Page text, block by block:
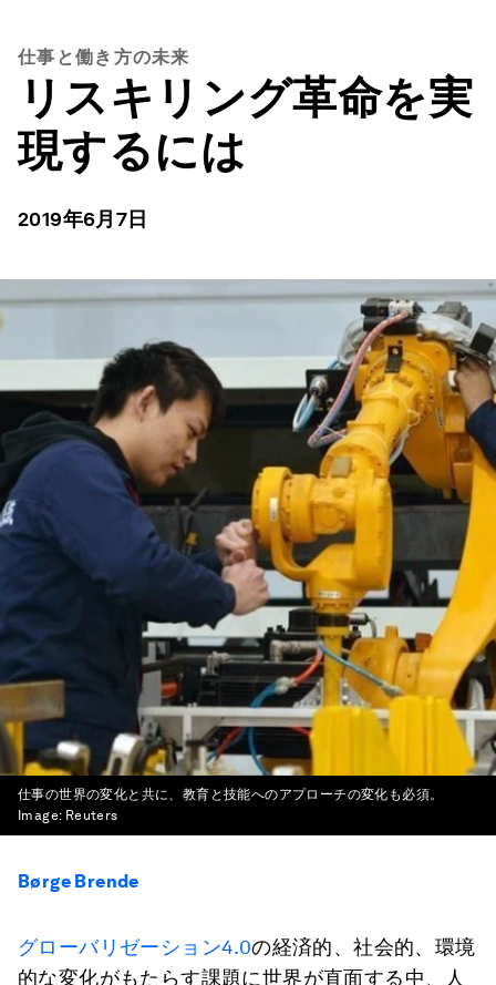
仕事と働き方の未来
リスキリング革命を実
現するには
2019年6月7日
仕事の世界の変化と共に、教育と技能へのアプローチの変化も必須。
Image: Reuters
Børge Brende
グローバリゼーション4.0の経済的、社会的、環境
的な変化がもたらす課題に世界が直面する中、人